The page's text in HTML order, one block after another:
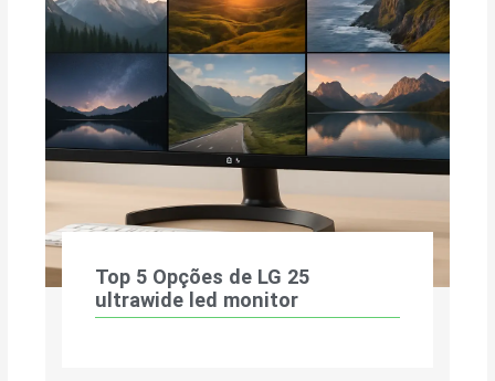
Top 5 Opções de LG 25
ultrawide led monitor